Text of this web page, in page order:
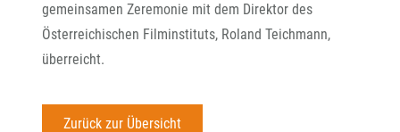
gemeinsamen Zeremonie mit dem Direktor des
Österreichischen Filminstituts, Roland Teichmann,
überreicht.
Zurück zur Übersicht